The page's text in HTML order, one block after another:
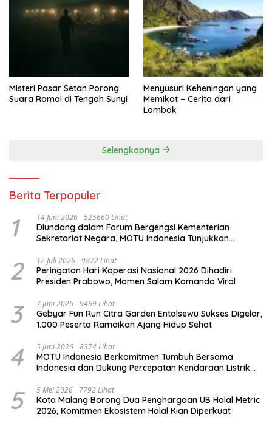
Misteri Pasar Setan Porong:
Suara Ramai di Tengah Sunyi
Menyusuri Keheningan yang
Memikat – Cerita dari
Lombok
Selengkapnya
Berita Terpopuler
1 14 Juni 2026 525660 Lihat
Diundang dalam Forum Bergengsi Kementerian
Sekretariat Negara, MOTU Indonesia Tunjukkan
2 12 Juli 2026 9872 Lihat
Peringatan Hari Koperasi Nasional 2026 Dihadiri
Presiden Prabowo, Momen Salam Komando Viral
3 7 Juni 2026 9469 Lihat
Gebyar Fun Run Citra Garden Entalsewu Sukses Digelar,
1.000 Peserta Ramaikan Ajang Hidup Sehat
4 5 Juni 2026 8374 Lihat
MOTU Indonesia Berkomitmen Tumbuh Bersama
Indonesia dan Dukung Percepatan Kendaraan Listrik
5 5 Mei 2026 7792 Lihat
Kota Malang Borong Dua Penghargaan UB Halal Metric
2026, Komitmen Ekosistem Halal Kian Diperkuat